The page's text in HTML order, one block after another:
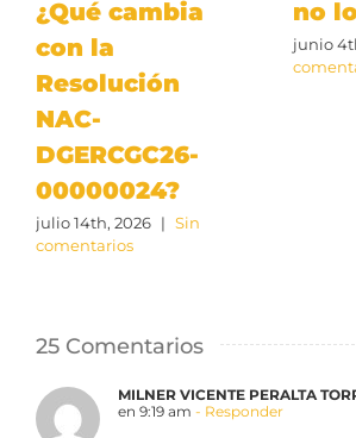
¿Qué cambia
con la
Resolución
NAC-
DGERCGC26-
00000024?
julio 14th, 2026 | Sin
comentarios
no
junio
25 Comentarios
MILNER VICENTE PERALTA
en 9:19 am - Responder